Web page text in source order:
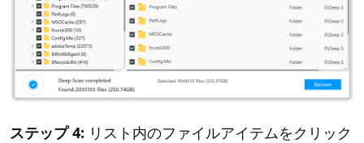
ステップ 4: リスト内のファイルアイテムをクリック